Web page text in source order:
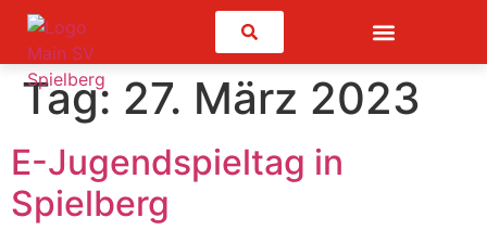
Suchen
Tag: 27. März 2023
E-Jugendspieltag in
Spielberg